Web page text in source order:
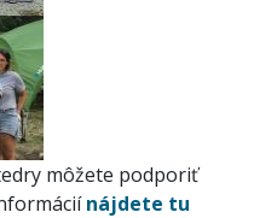
môžete podporiť
nájdete tu